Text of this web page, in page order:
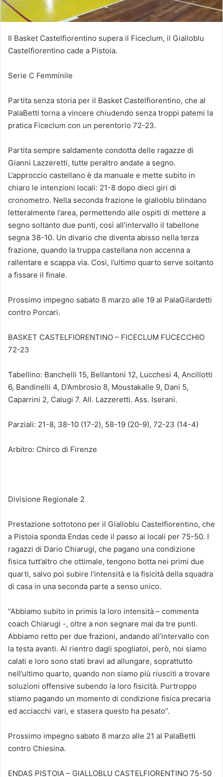
Il Basket Castelfiorentino supera il Ficeclum, il Gialloblu
Castelfiorentino cade a Pistoia.
Serie C Femminile
Partita senza storia per il Basket Castelfiorentino, che al
PalaBetti torna a vincere chiudendo senza troppi patemi la
pratica Ficeclum con un perentorio 72-23.
Partita sempre saldamente condotta delle ragazze di
Gianni Lazzeretti, tutte peraltro andate a segno.
L’approccio castellano è da manuale e mette subito in
chiaro le intenzioni locali: 21-8 dopo dieci giri di
cronometro. Nella seconda frazione le gialloblu blindano
letteralmente l’area, permettendo alle ospiti di mettere a
segno soltanto due punti, così all’intervallo il tabellone
segna 38-10. Un divario che diventa abisso nella terza
frazione, quando la truppa castellana non accenna a
rallentare e scappa via. Così, l’ultimo quarto serve soltanto
a fissare il finale.
Prossimo impegno sabato 8 marzo alle 19 al PalaGilardetti
contro Porcari.
BASKET CASTELFIORENTINO – FICECLUM FUCECCHIO
72-23
Tabellino: Banchelli 15, Bellantoni 12, Lucchesi 4, Ancillotti
6, Bandinelli 4, D’Ambrosio 8, Moustakalle 9, Dani 5,
Caparrini 2, Calugi 7. All. Lazzeretti. Ass. Iserani.
Parziali: 21-8, 38-10 (17-2), 58-19 (20-9), 72-23 (14-4)
Arbitro: Chirco di Firenze
Divisione Regionale 2
Prestazione sottotono per il Gialloblu Castelfiorentino, che
a Pistoia sponda Endas cede il passo ai locali per 75-50. I
ragazzi di Dario Chiarugi, che pagano una condizione
fisica tutt’altro che ottimale, tengono botta nei primi due
quarti, salvo poi subire l’intensità e la fisicità della squadra
di casa in una seconda parte a senso unico.
“Abbiamo subito in primis la loro intensità – commenta
coach Chiarugi -, oltre a non segnare mai da tre punti.
Abbiamo retto per due frazioni, andando all’intervallo con
la testa avanti. Al rientro dagli spogliatoi, però, noi siamo
calati e loro sono stati bravi ad allungare, soprattutto
nell’ultimo quarto, quando non siamo più riusciti a trovare
soluzioni offensive subendo la loro fisicità. Purtroppo
stiamo pagando un momento di condizione fisica precaria
ed acciacchi vari, e stasera questo ha pesato”.
Prossimo impegno sabato 8 marzo alle 21 al PalaBetti
contro Chiesina.
ENDAS PISTOIA – GIALLOBLU CASTELFIORENTINO 75-50